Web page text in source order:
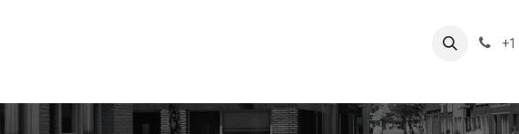
NOTRE